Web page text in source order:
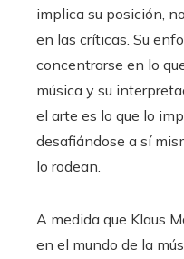
implica su posición,
en las críticas. Su
concentrarse en lo
música y su
el arte es lo que lo
desafiándose a sí
lo rodean.
A medida que Klaus
en el mundo de la